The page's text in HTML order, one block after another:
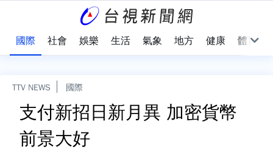
國際 社會 娛樂 生活 氣象 地方 健康 體育
TTV NEWS 國際
支付新招日新月異 加密貨幣
前景大好